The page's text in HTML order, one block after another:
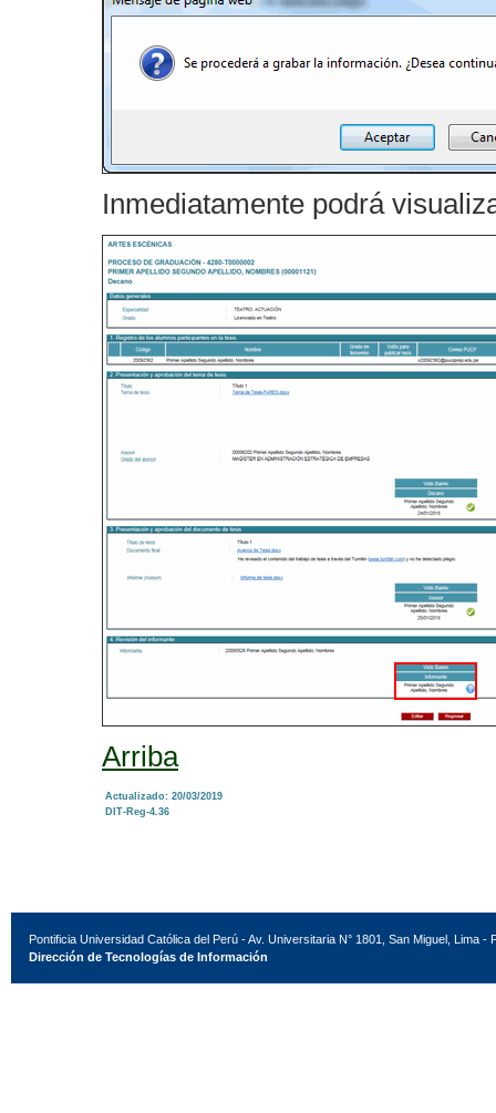
Inmediatamente podrá
Arriba
Actualizado: 20/03/2019
DIT-Reg-4.36
Pontificia Universidad Católica del Perú - Av. Universitaria N° 1801, San Miguel, Lima -
Dirección de Tecnologías de Información